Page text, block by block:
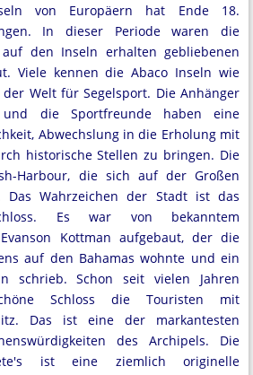
von Europäern hat Ende 18.
In dieser Periode waren die
den Inseln erhalten gebliebenen
Viele kennen die Abaco Inseln wie
Welt für Segelsport. Die Anhänger
und die Sportfreunde haben eine
Abwechslung in die Erholung mit
historische Stellen zu bringen. Die
Harbour, die sich auf der Großen
Das Wahrzeichen der Stadt ist das
Es war von bekanntem
Kottman aufgebaut, der die
auf den Bahamas wohnte und ein
schrieb. Schon seit vielen Jahren
Schloss die Touristen mit
Das ist eine der markantesten
des Archipels. Die
ist eine ziemlich originelle